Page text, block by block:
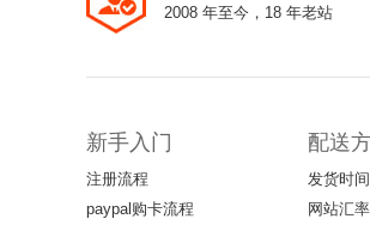
2008 年至今，18 年老站
新手入门
注册流程
paypal购卡流程
配送
发货时间
网站汇率